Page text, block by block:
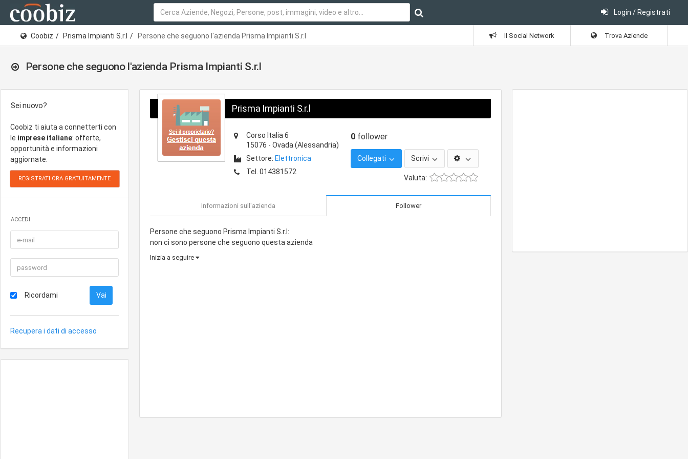
Login / Registrati
Coobiz Prisma Impianti S.r.l Persone che seguono l'azienda Prisma Impianti S.r.l Il Social Network Trova Aziende
Persone che seguono l'azienda Prisma Impianti S.r.l
Sei nuovo?
Coobiz ti aiuta a connetterti con
le imprese italiane: offerte,
opportunità e informazioni
aggiornate.
ACCEDI
Ricordami
Recupera i dati di accesso
Prisma Impianti S.r.l
Corso Italia 6
15076 - Ovada (Alessandria)
Settore: Elettronica
Tel. 014381572
0 follower
Collegati Scrivi
Valuta:
Informazioni sull'azienda Follower
Persone che seguono Prisma Impianti S.r.l:
non ci sono persone che seguono questa azienda
Inizia a seguire